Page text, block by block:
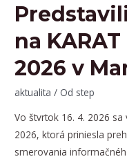
na
2026 v
aktualita / Od step
Vo štvrtok 16. 4. 2026
2026, ktorá priniesla
smerovania